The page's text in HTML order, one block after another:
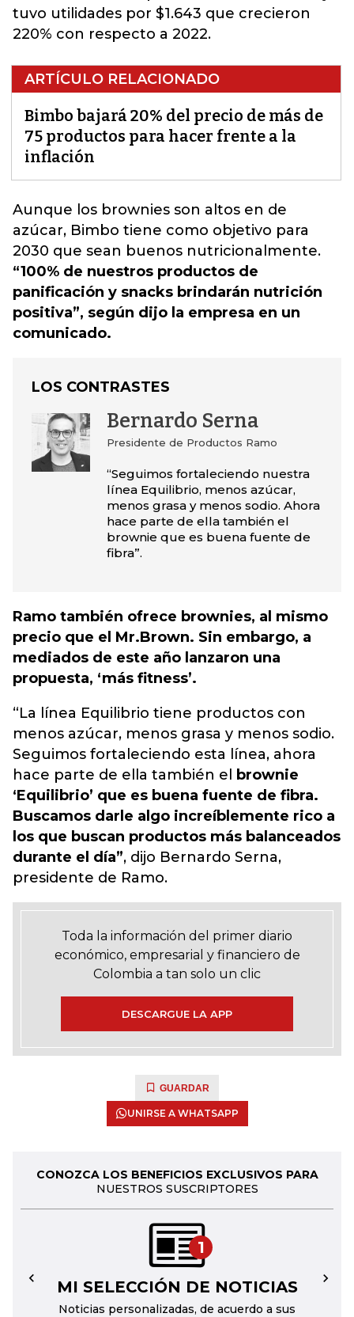
tuvo utilidades por $1.643 que crecieron
220% con respecto a 2022.
ARTÍCULO RELACIONADO
Bimbo bajará 20% del precio de más de
75 productos para hacer frente a la
inflación
Aunque los brownies son altos en de
azúcar, Bimbo tiene como objetivo para
2030 que sean buenos nutricionalmente.
“100% de nuestros productos de
panificación y snacks brindarán nutrición
positiva”, según dijo la empresa en un
comunicado.
LOS CONTRASTES
Bernardo Serna
Presidente de Productos Ramo
“Seguimos fortaleciendo nuestra
línea Equilibrio, menos azúcar,
menos grasa y menos sodio. Ahora
hace parte de ella también el
brownie que es buena fuente de
fibra”.
Ramo también ofrece brownies, al mismo
precio que el Mr.Brown. Sin embargo, a
mediados de este año lanzaron una
propuesta, ‘más fitness’.
“La línea Equilibrio tiene productos con
menos azúcar, menos grasa y menos sodio.
Seguimos fortaleciendo esta línea, ahora
hace parte de ella también el
brownie
‘Equilibrio’ que es buena fuente de fibra.
Buscamos darle algo increíblemente rico a
los que buscan productos más balanceados
durante el día”, dijo Bernardo Serna,
presidente de Ramo.
Toda la información del primer diario
económico, empresarial y financiero de
Colombia a tan solo un clic
DESCARGUE LA APP
GUARDAR
UNIRSE A WHATSAPP
CONOZCA LOS BENEFICIOS EXCLUSIVOS PARA
NUESTROS SUSCRIPTORES
1
MI SELECCIÓN DE NOTICIAS
Noticias personalizadas, de acuerdo a sus
← →